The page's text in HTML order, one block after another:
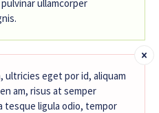
ullamcorper
ultricies eget por id, aliquam
am, risus at semper
tesque ligula odio, tempor